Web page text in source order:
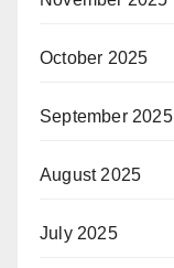
October 2025
September 2025
August 2025
July 2025